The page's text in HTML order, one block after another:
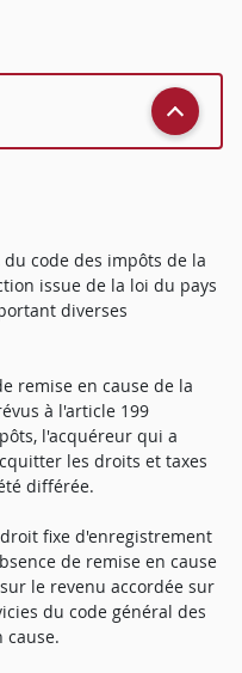
du code des impôts de la
issue de la loi du pays
diverses
remise en cause de la
à l'article 199
l'acquéreur qui a
les droits et taxes
différée.
fixe d'enregistrement
de remise en cause
le revenu accordée sur
du code général des
cause.